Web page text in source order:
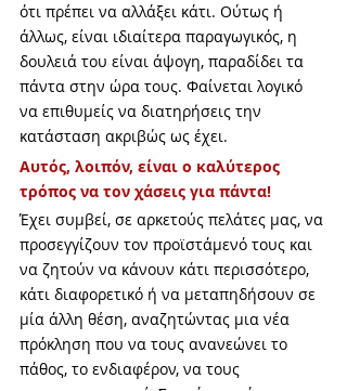
ότι πρέπει να αλλάξει κάτι. Ούτως ή
άλλως, είναι ιδιαίτερα παραγωγικός, η
δουλειά του είναι άψογη, παραδίδει τα
πάντα στην ώρα τους. Φαίνεται λογικό
να επιθυμείς να διατηρήσεις την
κατάσταση ακριβώς ως έχει.
Αυτός, λοιπόν, είναι ο καλύτερος
τρόπος να τον χάσεις για πάντα!
Έχει συμβεί, σε αρκετούς πελάτες μας, να
προσεγγίζουν τον προϊστάμενό τους και
να ζητούν να κάνουν κάτι περισσότερο,
κάτι διαφορετικό ή να μεταπηδήσουν σε
μία άλλη θέση, αναζητώντας μια νέα
πρόκληση που να τους ανανεώνει το
πάθος, το ενδιαφέρον, να τους